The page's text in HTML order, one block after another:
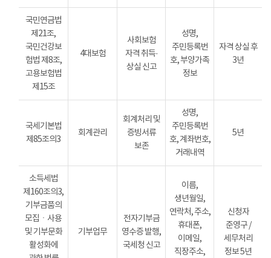
국민연금법
제21조,
국민건강보
험법 제8조,
고용보험법
제15조
4대보험
사회보험
자격 취득·
상실 신고
성명,
주민등록번
호, 부양가족
정보
자격 상실 후
3년
국세기본법
제85조의3
회계관리
회계처리 및
증빙서류
보존
성명,
주민등록번
호, 계좌번호,
거래내역
5년
소득세법
제160조의3,
기부금품의
모집ㆍ사용
및 기부문화
활성화에
기부업무
전자기부금
영수증 발행,
국세청 신고
이름,
생년월일,
연락처, 주소,
휴대폰,
이메일,
직장주소,
신청자
준영구 /
세무처리
정보 5년